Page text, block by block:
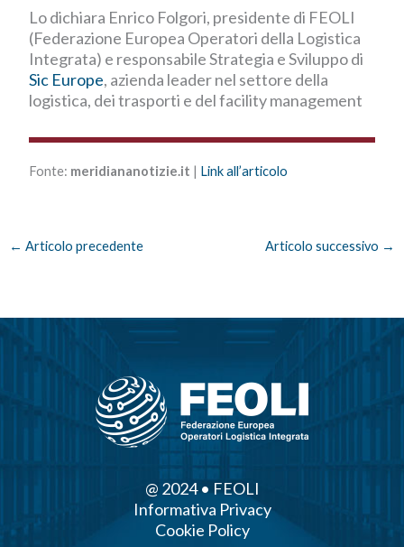
Lo dichiara Enrico Folgori, presidente di FEOLI
(Federazione Europea Operatori della Logistica
Integrata) e responsabile Strategia e Sviluppo di
Sic Europe, azienda leader nel settore della
logistica, dei trasporti e del facility management
Fonte: meridiananotizie.it | Link all’articolo
← Articolo precedente Articolo successivo →
@ 2024 • FEOLI
Informativa Privacy
Cookie Policy